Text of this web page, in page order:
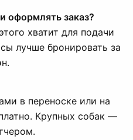
оформлять заказ?
хватит для подачи
лучше бронировать за
в переноске или на
Крупных собак —